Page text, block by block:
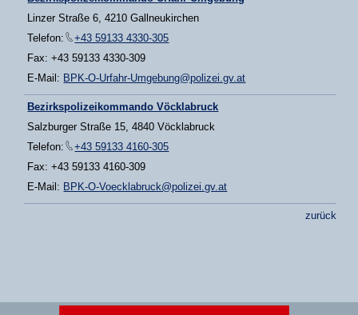
Linzer Straße 6, 4210 Gallneukirchen
Telefon:
+43 59133 4330-305
Fax: +43 59133 4330-309
E-Mail: BPK-O-Urfahr-Umgebung@polizei.gv.at
Bezirkspolizeikommando Vöcklabruck
Salzburger Straße 15, 4840 Vöcklabruck
Telefon:
+43 59133 4160-305
Fax: +43 59133 4160-309
E-Mail: BPK-O-Voecklabruck@polizei.gv.at
zurück